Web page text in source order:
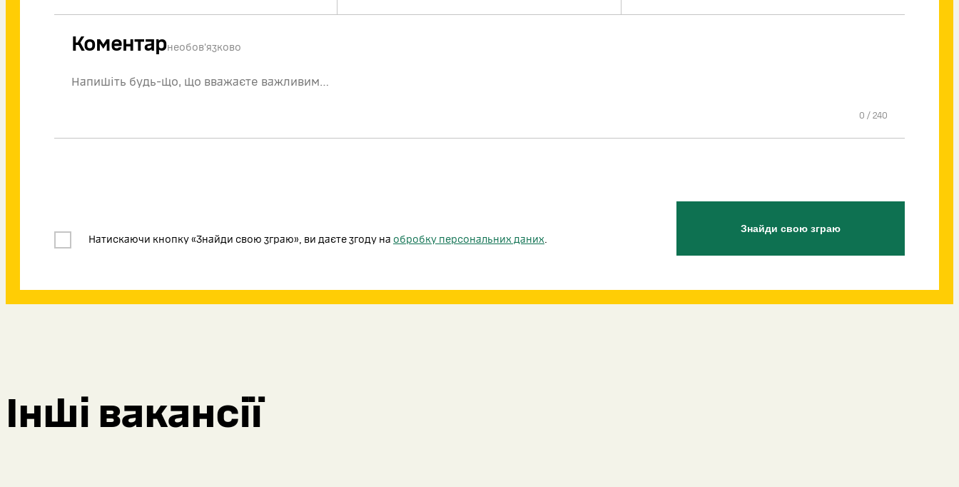
Коментарнеобов'язково
0 / 240
Натискаючи кнопку «Знайди свою зграю», ви даєте згоду на обробку персональних даних.
Знайди свою зграю
Інші вакансії